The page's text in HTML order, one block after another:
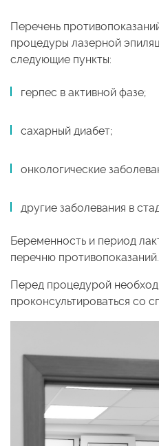
Перечень
процедуры лазерной
следующие пункты:
герпес в активной фазе;
сахарный диабет;
онкологические
другие заболевания в
Беременность и период
перечню противопоказаний.
Перед процедурой
проконсультироваться со